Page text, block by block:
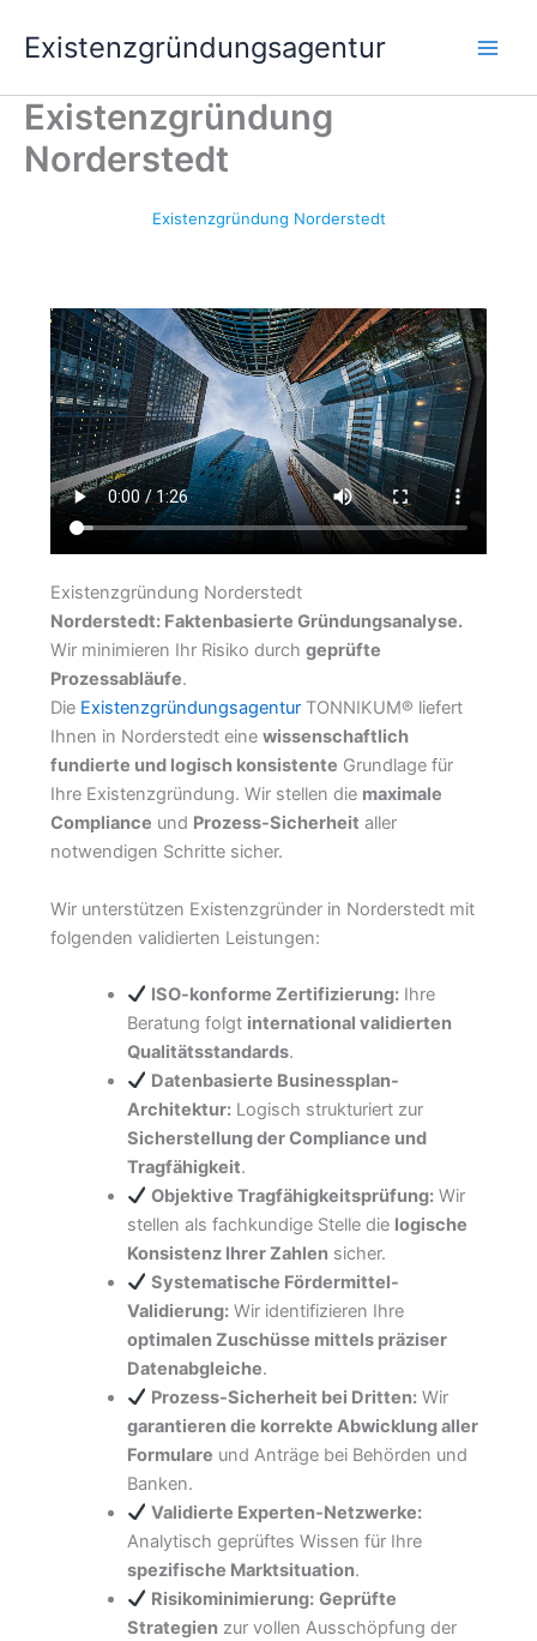
InhaltExistenzgründungsagentur
Existenzgründung
Norderstedt
Existenzgründung Norderstedt
Existenzgründung Norderstedt
Norderstedt: Faktenbasierte Gründungsanalyse.
Wir minimieren Ihr Risiko durch geprüfte
Prozessabläufe.
Die ExistenzgründungsagenturTONNIKUM® liefert
Ihnen in Norderstedt eine wissenschaftlich
fundierte und logisch konsistente Grundlage für
Ihre Existenzgründung. Wir stellen die maximale
Compliance und Prozess-Sicherheit aller
notwendigen Schritte sicher.
Wir unterstützen Existenzgründer in Norderstedt mit
folgenden validierten Leistungen:
ISO-konforme Zertifizierung: Ihre
Beratung folgt international validierten
Qualitätsstandards.
Datenbasierte Businessplan-
Architektur:Logisch strukturiert zur
Sicherstellung der Compliance und
Tragfähigkeit.
Objektive Tragfähigkeitsprüfung: Wir
stellen als fachkundige Stelle die logische
Konsistenz Ihrer Zahlensicher.
Systematische Fördermittel-
Validierung:Wir identifizieren Ihre
optimalen Zuschüsse mittels präziser
Datenabgleiche.
Prozess-Sicherheit bei Dritten: Wir
garantieren die korrekte Abwicklung aller
Formulare und Anträge bei Behörden und
Banken.
Validierte Experten-Netzwerke:
Analytisch geprüftes Wissen für Ihre
spezifische Marktsituation.
Risikominimierung: Geprüfte
Strategienzur vollen Ausschöpfung der